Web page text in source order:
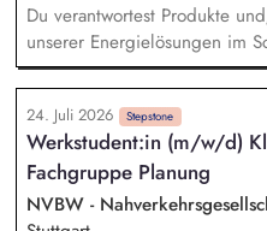
Du verantwortest Produkte
unserer Energielösungen im
oder Wärmetransformation
Marktanforderung bis zur
Du steuerst den
deiner Produkte anhand
Ergebnisbeitrag und
Maßnahmen ab. Du
24. Juli 2026 Stepstone
Werkstudent:in (m/w/d)
Fachgruppe Planung
NVBW -